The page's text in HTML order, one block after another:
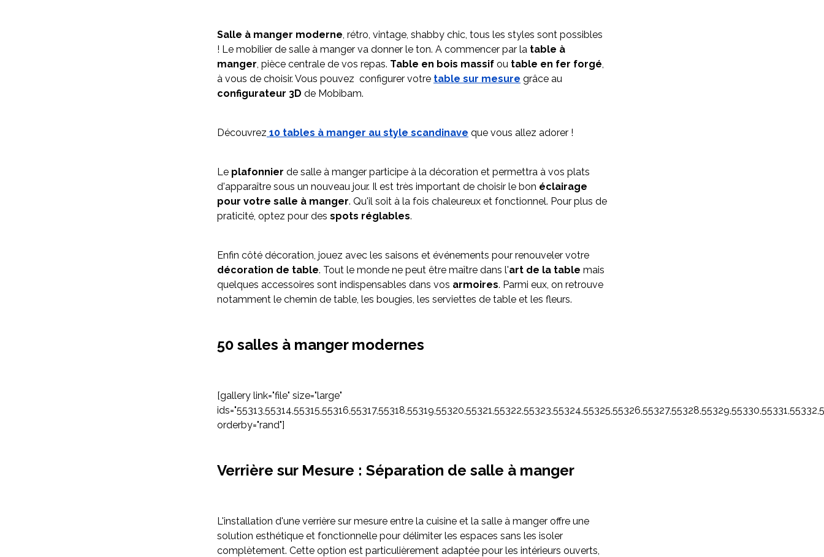
Salle à manger moderne, rétro, vintage, shabby chic, tous les styles sont possibles
! Le mobilier de salle à manger va donner le ton. A commencer par la table à
manger, pièce centrale de vos repas. Table en bois massif ou table en fer forgé,
à vous de choisir. Vous pouvez configurer votre table sur mesure grâce au
configurateur 3D de Mobibam.
Découvrez 10 tables à manger au style scandinave que vous allez adorer !
Le plafonnier de salle à manger participe à la décoration et permettra à vos plats
d'apparaître sous un nouveau jour. Il est très important de choisir le bon éclairage
pour votre salle à manger. Qu'il soit à la fois chaleureux et fonctionnel. Pour plus de
praticité, optez pour des spots réglables.
Enfin côté décoration, jouez avec les saisons et événements pour renouveler votre
décoration de table. Tout le monde ne peut être maître dans l'art de la table mais
quelques accessoires sont indispensables dans vos armoires. Parmi eux, on retrouve
notamment le chemin de table, les bougies, les serviettes de table et les fleurs.
50 salles à manger modernes
[gallery link="file" size="large"
orderby="rand"]
Verrière sur Mesure : Séparation de salle à manger
L'installation d'une verrière sur mesure entre la cuisine et la salle à manger offre une
solution esthétique et fonctionnelle pour délimiter les espaces sans les isoler
complètement. Cette option est particulièrement adaptée pour les intérieurs ouverts,